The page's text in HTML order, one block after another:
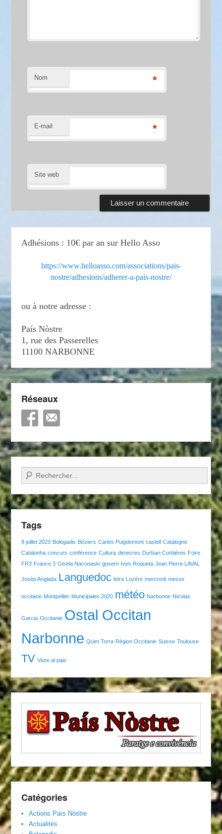
Nom *
E-mail *
Site web
Adhésions : 10€ par an sur Hello Asso
https://www.helloasso.com/associations/pais-
nostre/adhesions/adherer-a-pais-nostre/
ou à notre adresse :
País Nòstre
1, rue des Passerelles
11100 NARBONNE
Réseaux
Recherche
Tags
8 juillet 2023 Bolegadis Béziers Carles Puigdemont castell Catalogne
Catalonha concurs conférence Cultura dimecres Durban-Corbières Foire
FR3 France 3 Gisela Naconaski govern Ives Roqueta Jean Pierre LAVAL
Josèp Anglada Languedoc letra Lozère mercredi messe
occitane Montpellier Municipales 2020 météo Narbonne Nicolas
Garcia Occitanie Ostal Occitan
Narbonne Quim Torra Région Occitanie Suisse Toulouse
TV Viure al pais
Catégories
Actions País Nòstre
Actualités